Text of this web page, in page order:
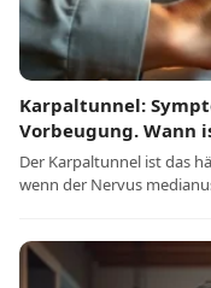
Karpaltunnel:
Vorbeugung. Wann
Der Karpaltunnel ist das
wenn der Nervus